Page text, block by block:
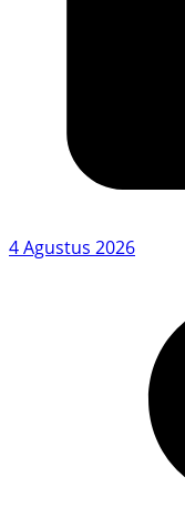
4 Agustus 2026